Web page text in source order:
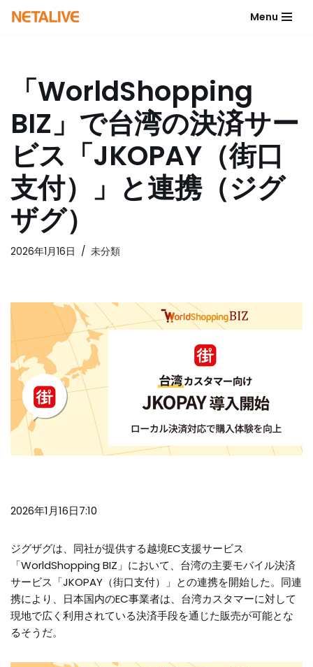
へ
キ
ッ
プ
Menu
「WorldShopping
BIZ」で台湾の決済サー
ビス「JKOPAY（街口
支付）」と連携（ジグ
ザグ）
2026年1月16日 未分類
2026年1月16日7:10
ジグザグは、同社が提供する越境EC支援サービス
「WorldShopping BIZ」において、台湾の主要モバイル決済
サービス「JKOPAY（街口支付）」との連携を開始した。同連
携により、日本国内のEC事業者は、台湾カスタマーに対して
現地で広く利用されている決済手段を通じた販売が可能とな
るそうだ。